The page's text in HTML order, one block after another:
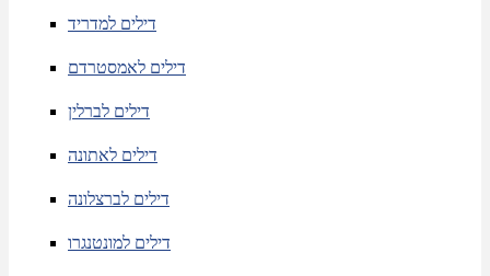
דילים למדריד
דילים לאמסטרדם
דילים לברלין
דילים לאתונה
דילים לברצלונה
דילים למונטנגרו